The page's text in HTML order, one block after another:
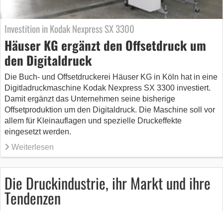
Investition in Kodak Nexpress SX 3300
Häuser KG ergänzt den Offsetdruck um
den Digitaldruck
Die Buch- und Offsetdruckerei Häuser KG in Köln hat in eine
Digitladruckmaschine Kodak Nexpress SX 3300 investiert.
Damit ergänzt das Unternehmen seine bisherige
Offsetproduktion um den Digitaldruck. Die Maschine soll vor
allem für Kleinauflagen und spezielle Druckeffekte
eingesetzt werden.
Weiterlesen
Die Druckindustrie, ihr Markt und ihre
Tendenzen